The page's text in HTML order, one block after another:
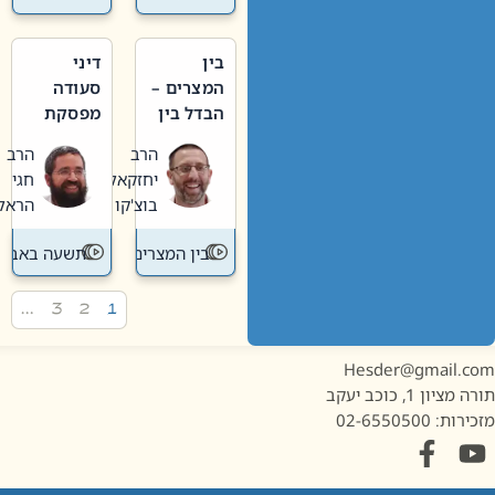
בין
המצרים –
הבדל בין
חדשה
לישנה
הרב
יחזקאל
בוצ'קו
בין המצרים
דיני
סעודה
מפסקת
תשעה
באב
הרב
חגי
הראל
תשעה באב
1, כוכב יעקב
02-6550500